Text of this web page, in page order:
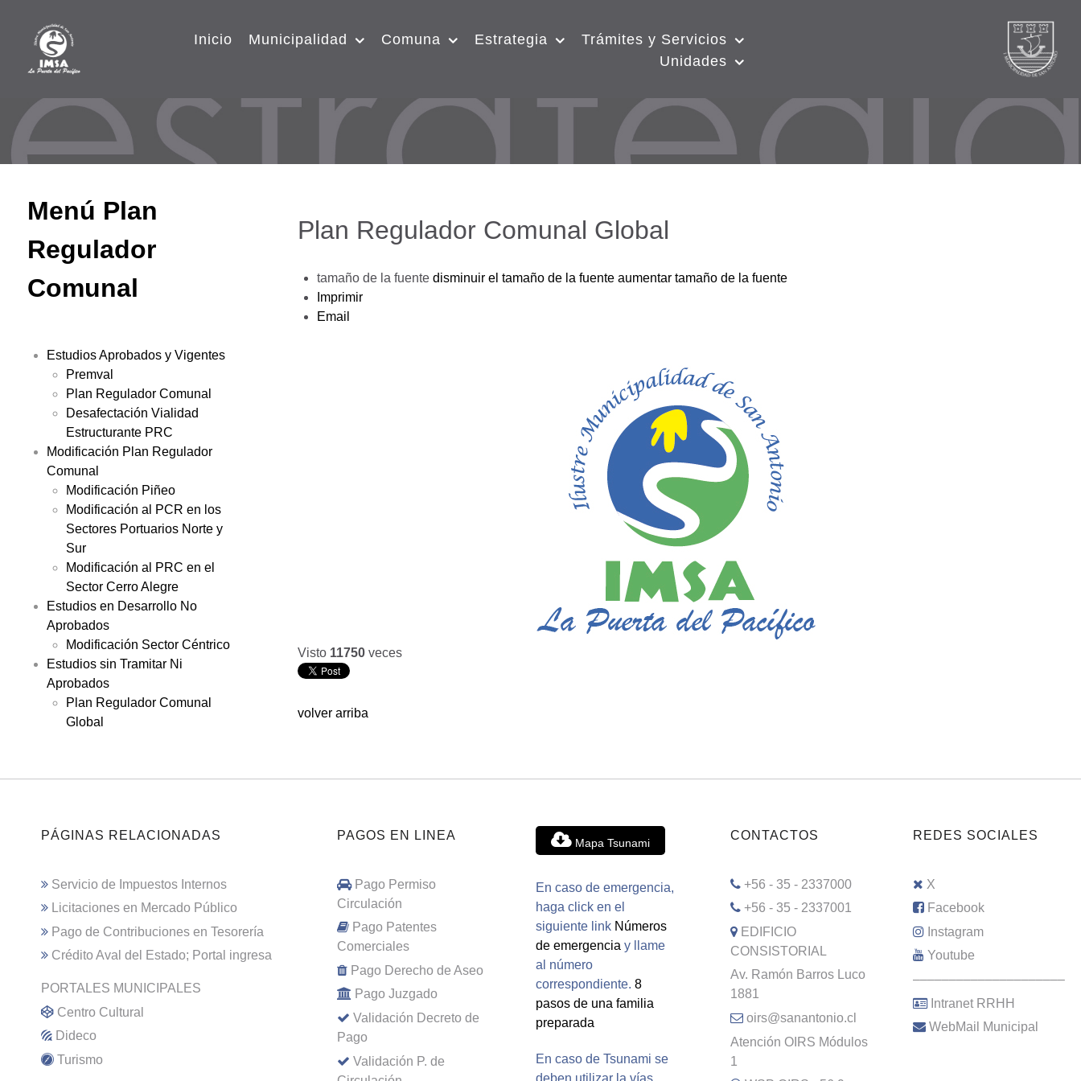
Inicio Municipalidad Comuna Estrategia
Trámites y Servicios
Unidades
Menú Plan
Regulador
Comunal
Estudios Aprobados y Vigentes
Premval
Plan Regulador Comunal
Desafectación Vialidad
Estructurante PRC
Modificación Plan Regulador
Comunal
Modificación Piñeo
Modificación al PCR en los
Sectores Portuarios Norte y
Sur
Modificación al PRC en el
Sector Cerro Alegre
Estudios en Desarrollo No
Aprobados
Modificación Sector Céntrico
Estudios sin Tramitar Ni
Aprobados
Plan Regulador Comunal
Global
Plan Regulador Comunal Global
tamaño de la fuente disminuir el tamaño de la fuente aumentar tamaño de la fuente
Imprimir
Email
Visto 11750 veces
volver arriba
PÁGINAS RELACIONADAS
Servicio de Impuestos Internos
Licitaciones en Mercado Público
Pago de Contribuciones en Tesorería
Crédito Aval del Estado; Portal ingresa
PORTALES MUNICIPALES
Centro Cultural
Dideco
Turismo
PAGOS EN LINEA
Pago Permiso
Circulación
Pago Patentes
Comerciales
Pago Derecho de Aseo
Pago Juzgado
Validación Decreto de
Pago
Validación P. de
Mapa Tsunami
En caso de emergencia,
haga click en el
siguiente link Números
de emergencia y llame
al número
correspondiente. 8
pasos de una familia
preparada
En caso de Tsunami se
deben utilizar la vías
CONTACTOS
+56 - 35 - 2337000
+56 - 35 - 2337001
EDIFICIO
CONSISTORIAL
Av. Ramón Barros Luco
1881
oirs@sanantonio.cl
Atención OIRS Módulos
1
REDES SOCIALES
X
Facebook
Instagram
Youtube
–––––––––––––––––––––
Intranet RRHH
WebMail Municipal